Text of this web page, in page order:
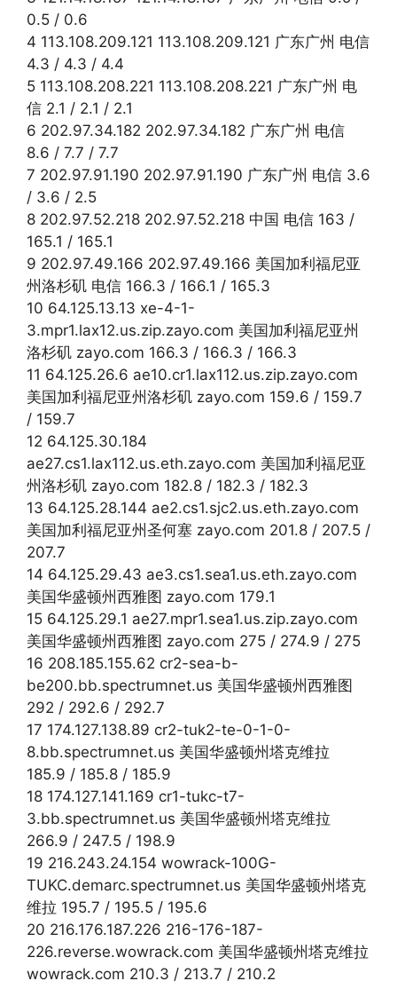
0.5 / 0.6
4 113.108.209.121 113.108.209.121 广东广州 电信
4.3 / 4.3 / 4.4
5 113.108.208.221 113.108.208.221 广东广州 电
信 2.1 / 2.1 / 2.1
6 202.97.34.182 202.97.34.182 广东广州 电信
8.6 / 7.7 / 7.7
7 202.97.91.190 202.97.91.190 广东广州 电信 3.6
/ 3.6 / 2.5
8 202.97.52.218 202.97.52.218 中国 电信 163 /
165.1 / 165.1
9 202.97.49.166 202.97.49.166 美国加利福尼亚
州洛杉矶 电信 166.3 / 166.1 / 165.3
10 64.125.13.13 xe-4-1-
3.mpr1.lax12.us.zip.zayo.com 美国加利福尼亚州
洛杉矶 zayo.com 166.3 / 166.3 / 166.3
11 64.125.26.6 ae10.cr1.lax112.us.zip.zayo.com
美国加利福尼亚州洛杉矶 zayo.com 159.6 / 159.7
/ 159.7
12 64.125.30.184
ae27.cs1.lax112.us.eth.zayo.com 美国加利福尼亚
州洛杉矶 zayo.com 182.8 / 182.3 / 182.3
13 64.125.28.144 ae2.cs1.sjc2.us.eth.zayo.com
美国加利福尼亚州圣何塞 zayo.com 201.8 / 207.5 /
207.7
14 64.125.29.43 ae3.cs1.sea1.us.eth.zayo.com
美国华盛顿州西雅图 zayo.com 179.1
15 64.125.29.1 ae27.mpr1.sea1.us.zip.zayo.com
美国华盛顿州西雅图 zayo.com 275 / 274.9 / 275
16 208.185.155.62 cr2-sea-b-
be200.bb.spectrumnet.us 美国华盛顿州西雅图
292 / 292.6 / 292.7
17 174.127.138.89 cr2-tuk2-te-0-1-0-
8.bb.spectrumnet.us 美国华盛顿州塔克维拉
185.9 / 185.8 / 185.9
18 174.127.141.169 cr1-tukc-t7-
3.bb.spectrumnet.us 美国华盛顿州塔克维拉
266.9 / 247.5 / 198.9
19 216.243.24.154 wowrack-100G-
TUKC.demarc.spectrumnet.us 美国华盛顿州塔克
维拉 195.7 / 195.5 / 195.6
20 216.176.187.226 216-176-187-
226.reverse.wowrack.com 美国华盛顿州塔克维拉
wowrack.com 210.3 / 213.7 / 210.2